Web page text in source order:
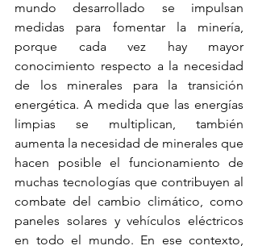
mundo desarrollado se impulsan
medidas para fomentar la minería,
porque cada vez hay mayor
conocimiento respecto a la necesidad
de los minerales para la transición
energética. A medida que las energías
limpias se multiplican, también
aumenta la necesidad de minerales que
hacen posible el funcionamiento de
muchas tecnologías que contribuyen al
combate del cambio climático, como
paneles solares y vehículos eléctricos
en todo el mundo. En ese contexto,